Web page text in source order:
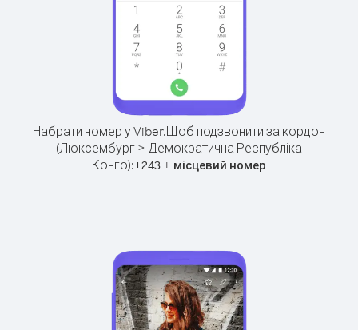
Набрати номер у Viber.Щоб подзвонити за кордон
(Люксембург > Демократична Республіка
Конго):+243 + місцевий номер